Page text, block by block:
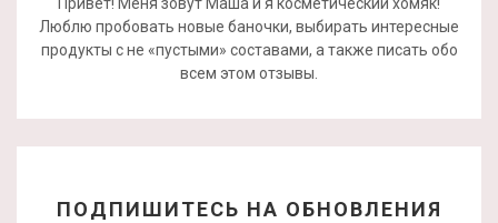
Привет! Меня зовут Маша и я косметический хомяк!
Люблю пробовать новые баночки, выбирать интересные
продукты с не «пустыми» составами, а также писать обо
всем этом отзывы.
ПОДПИШИТЕСЬ НА ОБНОВЛЕНИЯ